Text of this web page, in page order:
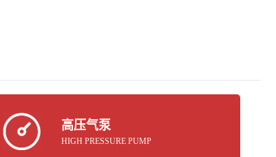
高压气泵
HIGH PRESSURE PUMP